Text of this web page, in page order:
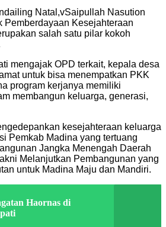
Natal,vSaipullah Nasution
Pemberdayaan Kesejahteraan
salah satu pilar kokoh
mengajak OPD terkait, kepala desa
untuk bisa menempatkan PKK
program kerjanya memiliki
membangun keluarga, generasi,
kesejahteraan keluarga
Pemkab Madina yang tertuang
Jangka Menengah Daerah
Melanjutkan Pembangunan yang
untuk Madina Maju dan Mandiri.
Haornas di